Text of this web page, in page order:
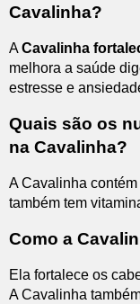
Cavalinha?
ACavalinha
melhora a saúde
estresse e
Quais são os
na Cavalinha?
A Cavalinha
também tem
Como a
Ela fortalece os
A Cavalinha